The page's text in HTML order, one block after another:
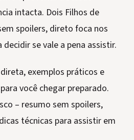
intacta. Dois Filhos de
spoilers, direto foca nos
se vale a pena assistir.
exemplos práticos e
você chegar preparado.
– resumo sem spoilers,
técnicas para assistir em